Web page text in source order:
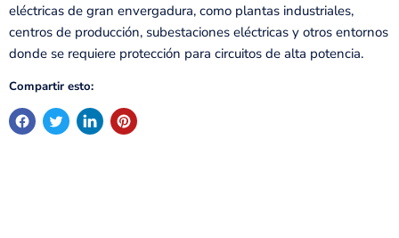
eléctricas de gran envergadura, como plantas industriales,
centros de producción, subestaciones eléctricas y otros entornos
donde se requiere protección para circuitos de alta potencia.
Compartir esto: